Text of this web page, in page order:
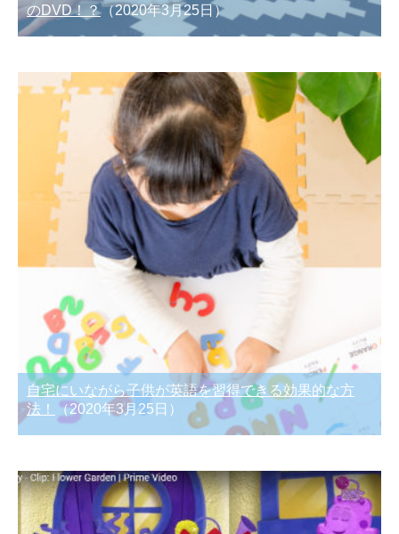
のDVD！？（2020年3月25日）
自宅にいながら子供が英語を習得できる効果的な方
法！
（2020年3月25日）